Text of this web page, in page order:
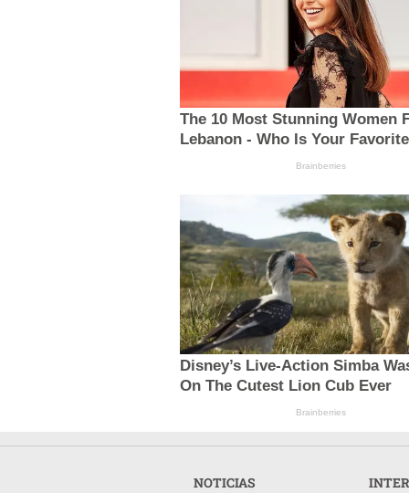
The 10 Most Stunning Women
Lebanon - Who Is Your
Brainberries
Disney’s Live-Action Simba
On The Cutest Lion Cub Ever
Brainberries
NOTICIAS